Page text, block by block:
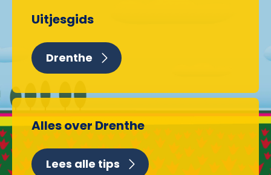
Uitjesgids
Drenthe
Alles over Drenthe
Lees alle tips